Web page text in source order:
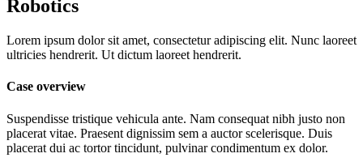
Robotics
Lorem ipsum dolor sit amet, consectetur adipiscing elit. Nunc laoreet
ultricies hendrerit. Ut dictum laoreet hendrerit.
Case overview
Suspendisse tristique vehicula ante. Nam consequat nibh justo non
placerat vitae. Praesent dignissim sem a auctor scelerisque. Duis
placerat dui ac tortor tincidunt, pulvinar condimentum ex dolor.